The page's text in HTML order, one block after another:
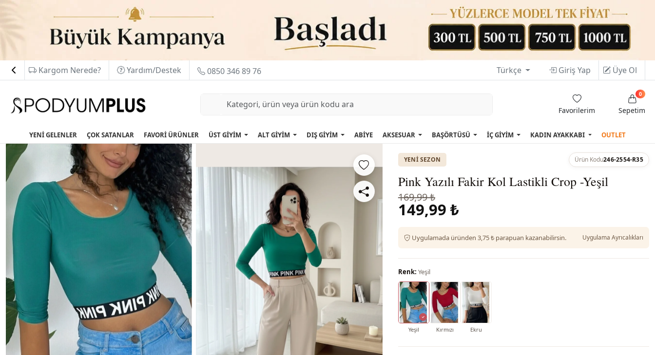
Kargom Nerede? Yardım/Destek 0850 346 89 76 Türkçe Giriş Yap Üye Ol
Favorilerim Sepetim
0
YENİ GELENLER ÇOK SATANLAR FAVORİ ÜRÜNLER ÜST GİYİM ALT GİYİM DIŞ GİYİM ABİYE AKSESUAR BAŞÖRTÜSÜ İÇ GİYİM KADIN AYAKKABI OUTLET
YENI SEZON Ürün Kodu246-2554-R35
Pink Yazılı Fakir Kol Lastikli Crop -Yeşil
169,99 ₺
149,99 ₺
Uygulamada üründen 3,75 ₺ parapuan kazanabilirsin. Uygulama Ayrıcalıkları
Renk: Yeşil
Yeşil Kırmızı Ekru